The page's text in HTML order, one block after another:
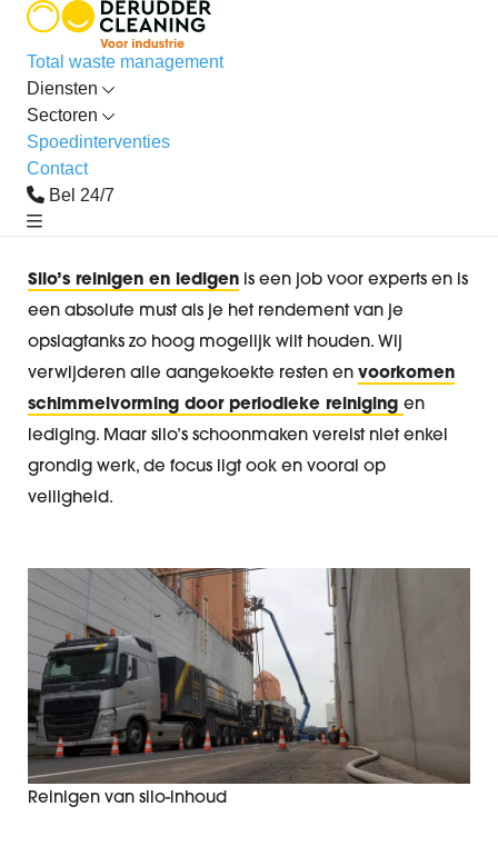
Total waste management
Diensten
Sectoren
Spoedinterventies
Contact
Bel 24/7
home industrieel
blog
hoe wij het reinigen van silo’s zo veilig mogelijk houden
Hoe wij het reinigen van
silo’s zo veilig mogelijk
houden
Silo’s reinigen en ledigen is een job voor experts en is
een absolute must als je het rendement van je
opslagtanks zo hoog mogelijk wilt houden. Wij
verwijderen alle aangekoekte resten en voorkomen
schimmelvorming door periodieke reiniging en
lediging. Maar silo’s schoonmaken vereist niet enkel
grondig werk, de focus ligt ook en vooral op
veiligheid.
Reinigen van silo-inhoud